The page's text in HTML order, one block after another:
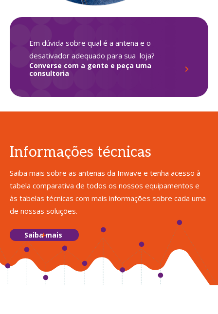
Em dúvida sobre qual é a antena e o
desativador adequado para sua loja?
Converse com a gente e peça uma
consultoria
Informações técnicas
Saiba mais sobre as antenas da Inwave e tenha acesso à
tabela comparativa de todos os nossos equipamentos e
às tabelas técnicas com mais informações sobre cada uma
de nossas soluções.
Saiba mais